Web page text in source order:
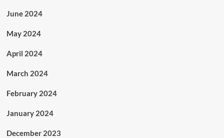
June 2024
May 2024
April 2024
March 2024
February 2024
January 2024
December 2023